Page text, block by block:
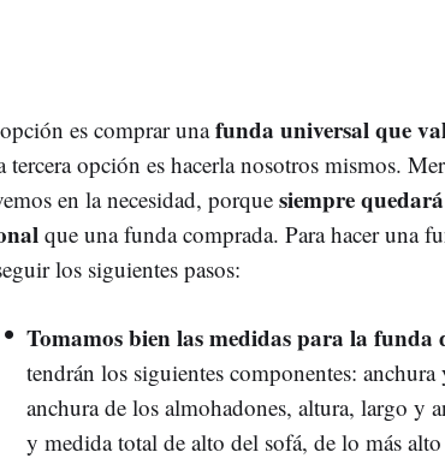
es comprar unafunda universal que
tercera opción es hacerla nosotros mismos.
en la necesidad, porque siempre
que una funda comprada. Para hacer una
los siguientes pasos:
Tomamos bien las medidas para la funda
tendrán los siguientes componentes:
anchura de los almohadones, altura, largo y
y medida total de alto del sofá, de lo más